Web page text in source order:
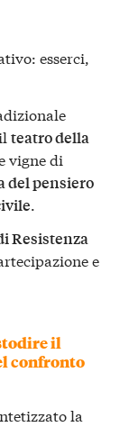
esserci,
teatro della
vigne di
del pensiero
.
Resistenza
e
il
confronto
la